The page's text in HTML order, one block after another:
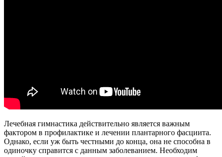
Лечебная гимнастика действительно является важным
фактором в профилактике и лечении плантарного фасциита.
Однако, если уж быть честными до конца, она не способна в
одиночку справится с данным заболеванием. Необходим